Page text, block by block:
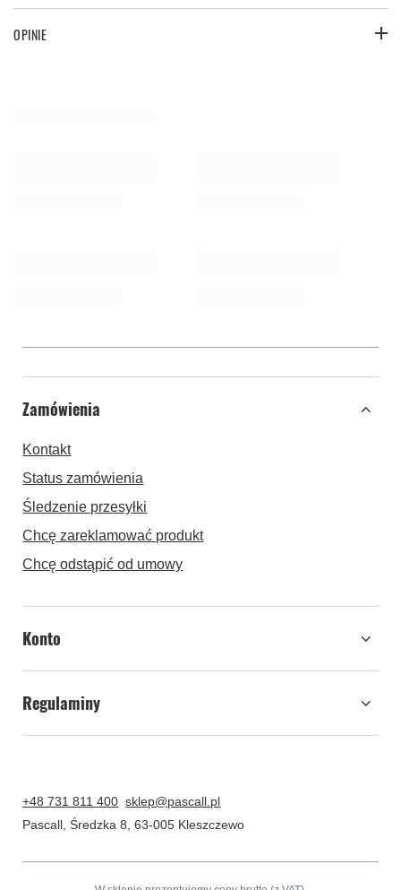
OPINIE
Zamówienia
Kontakt
Status zamówienia
Śledzenie przesyłki
Chcę zareklamować produkt
Chcę odstąpić od umowy
Konto
Regulaminy
+48 731 811 400 sklep@pascall.pl
Pascall ,Średzka 8 ,63-005 Kleszczewo